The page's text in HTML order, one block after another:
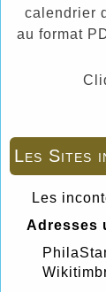
calendrier
au format
Les Sites
Les
Adresses